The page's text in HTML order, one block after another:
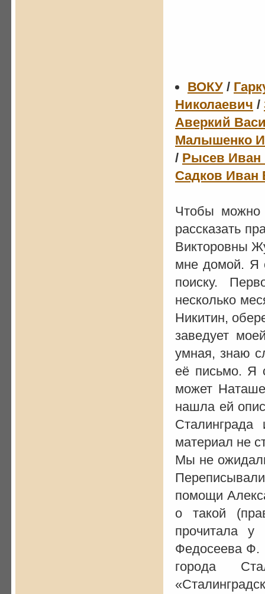
ВОКУ /
Николаевич /
Аверкий
Малышенко
/ Рысев Иван
Садков Иван
Чтобы можно
рассказать
Викторовны
мне домой. Я
поиску.
несколько
Никитин,
заведует
умная, знаю
её письмо. Я
может
нашла ей
материал не
Мы не
помощи
о такой
прочитала
Федосеева Ф.
города